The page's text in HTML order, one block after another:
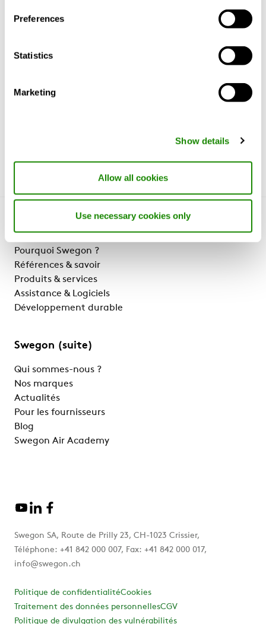
Preferences
Statistics
Marketing
Show details
Allow all cookies
Use necessary cookies only
télécharger les fichiers BIM à partir de MagiCAD Cloud.
MagiCAD Cloud
Pourquoi Swegon ?
Références & savoir
Produits & services
Assistance & Logiciels
Développement durable
Swegon (suite)
Qui sommes-nous ?
Nos marques
Actualités
Pour les fournisseurs
Blog
Swegon Air Academy
Swegon SA, Route de Prilly 23, CH-1023 Crissier,
Téléphone: +41 842 000 007, Fax: +41 842 000 017,
info@swegon.ch
Politique de confidentialitéCookies
Traitement des données personnellesCGV
Politique de divulgation des vulnérabilités